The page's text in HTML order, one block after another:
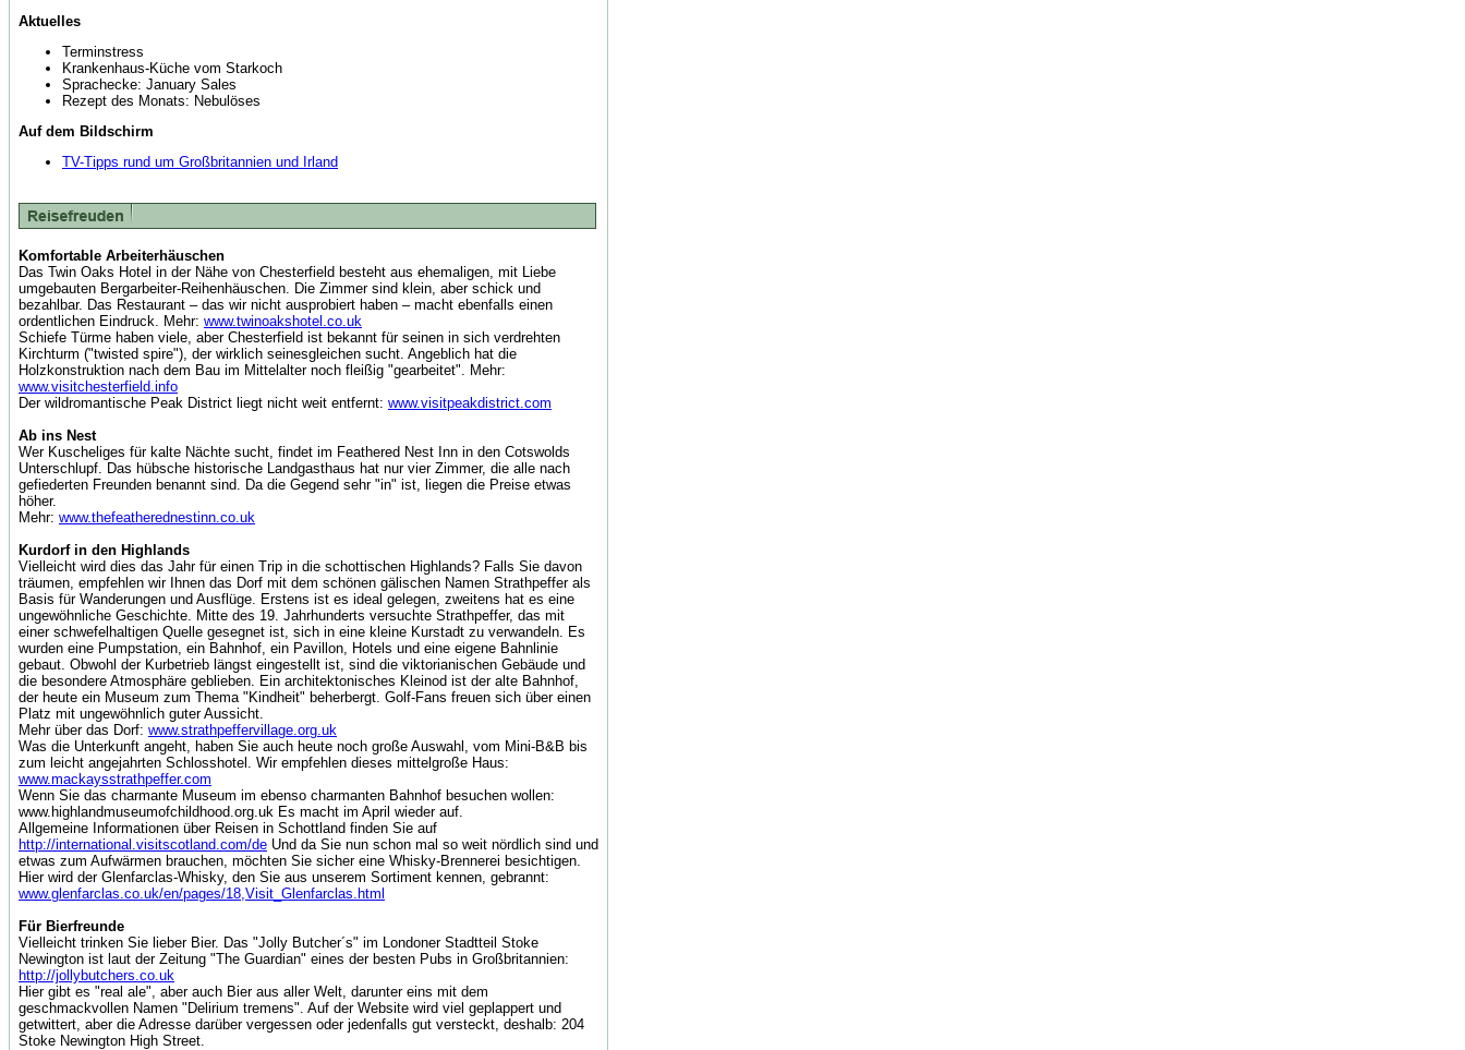
Aktuelles
Terminstress
Krankenhaus-Küche vom Starkoch
Sprachecke: January Sales
Rezept des Monats: Nebulöses
Auf dem Bildschirm
TV-Tipps rund um Großbritannien und Irland
Komfortable Arbeiterhäuschen
Das Twin Oaks Hotel in der Nähe von Chesterfield besteht aus ehemaligen, mit Liebe
umgebauten Bergarbeiter-Reihenhäuschen. Die Zimmer sind klein, aber schick und
bezahlbar. Das Restaurant – das wir nicht ausprobiert haben – macht ebenfalls einen
ordentlichen Eindruck. Mehr: www.twinoakshotel.co.uk
Schiefe Türme haben viele, aber Chesterfield ist bekannt für seinen in sich verdrehten
Kirchturm ("twisted spire"), der wirklich seinesgleichen sucht. Angeblich hat die
Holzkonstruktion nach dem Bau im Mittelalter noch fleißig "gearbeitet". Mehr:
www.visitchesterfield.info
Der wildromantische Peak District liegt nicht weit entfernt: www.visitpeakdistrict.com
Ab ins Nest
Wer Kuscheliges für kalte Nächte sucht, findet im Feathered Nest Inn in den Cotswolds
Unterschlupf. Das hübsche historische Landgasthaus hat nur vier Zimmer, die alle nach
gefiederten Freunden benannt sind. Da die Gegend sehr "in" ist, liegen die Preise etwas
höher.
Mehr: www.thefeatherednestinn.co.uk
Kurdorf in den Highlands
Vielleicht wird dies das Jahr für einen Trip in die schottischen Highlands? Falls Sie davon
träumen, empfehlen wir Ihnen das Dorf mit dem schönen gälischen Namen Strathpeffer als
Basis für Wanderungen und Ausflüge. Erstens ist es ideal gelegen, zweitens hat es eine
ungewöhnliche Geschichte. Mitte des 19. Jahrhunderts versuchte Strathpeffer, das mit
einer schwefelhaltigen Quelle gesegnet ist, sich in eine kleine Kurstadt zu verwandeln. Es
wurden eine Pumpstation, ein Bahnhof, ein Pavillon, Hotels und eine eigene Bahnlinie
gebaut. Obwohl der Kurbetrieb längst eingestellt ist, sind die viktorianischen Gebäude und
die besondere Atmosphäre geblieben. Ein architektonisches Kleinod ist der alte Bahnhof,
der heute ein Museum zum Thema "Kindheit" beherbergt. Golf-Fans freuen sich über einen
Platz mit ungewöhnlich guter Aussicht.
Mehr über das Dorf: www.strathpeffervillage.org.uk
Was die Unterkunft angeht, haben Sie auch heute noch große Auswahl, vom Mini-B&B bis
zum leicht angejahrten Schlosshotel. Wir empfehlen dieses mittelgroße Haus:
www.mackaysstrathpeffer.com
Wenn Sie das charmante Museum im ebenso charmanten Bahnhof besuchen wollen:
www.highlandmuseumofchildhood.org.uk Es macht im April wieder auf.
Allgemeine Informationen über Reisen in Schottland finden Sie auf
http://international.visitscotland.com/de Und da Sie nun schon mal so weit nördlich sind und
etwas zum Aufwärmen brauchen, möchten Sie sicher eine Whisky-Brennerei besichtigen.
Hier wird der Glenfarclas-Whisky, den Sie aus unserem Sortiment kennen, gebrannt:
www.glenfarclas.co.uk/en/pages/18,Visit_Glenfarclas.html
Für Bierfreunde
Vielleicht trinken Sie lieber Bier. Das "Jolly Butcher´s" im Londoner Stadtteil Stoke
Newington ist laut der Zeitung "The Guardian" eines der besten Pubs in Großbritannien:
http://jollybutchers.co.uk
Hier gibt es "real ale", aber auch Bier aus aller Welt, darunter eins mit dem
geschmackvollen Namen "Delirium tremens". Auf der Website wird viel geplappert und
getwittert, aber die Adresse darüber vergessen oder jedenfalls gut versteckt, deshalb: 204
Stoke Newington High Street.